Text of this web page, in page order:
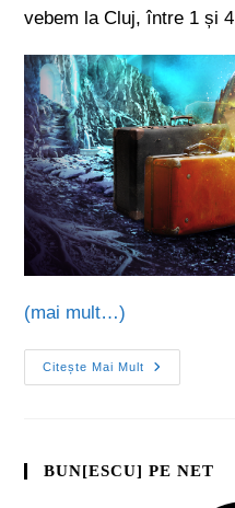
vebem la Cluj, între 1 și
(mai mult…)
Citește Mai Mult
BUN[ESCU] PE NET